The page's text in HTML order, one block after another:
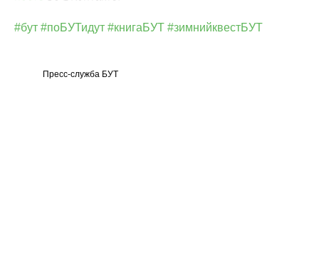
#бут #поБУТидут #книгаБУТ #зимнийквестБУТ
Пресс-служба БУТ